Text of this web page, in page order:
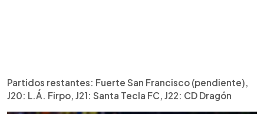
Partidos restantes: Fuerte San Francisco (pendiente),
J20: L.Á. Firpo, J21: Santa Tecla FC, J22: CD Dragón